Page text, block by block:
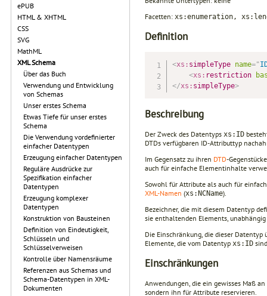
ePUB
HTML & XHTML
CSS
SVG
MathML
XML Schema
Über das Buch
Verwendung und Entwicklung
von Schemas
Unser erstes Schema
Etwas Tiefe für unser erstes
Schema
Die Verwendung vordefinierter
einfacher Datentypen
Erzeugung einfacher Datentypen
Reguläre Ausdrücke zur
Spezifikation einfacher
Datentypen
Erzeugung komplexer
Datentypen
Konstruktion von Bausteinen
Definition von Eindeutigkeit,
Schlüsseln und
Schlüsselverweisen
Kontrolle über Namensräume
Referenzen aus Schemas und
Schema-Datentypen in XML-
Dokumenten
Facetten: xs:enumeration,
Definition
<xs: simpleType name="
<xs: restriction
</xs: simpleType>
Beschreibung
Der Zweck des Datentyps xs:ID
DTDs verfügbaren ID-Attributtyp
Im Gegensatz zu ihren DTD-
auch für einfache Elementinhalte
Sowohl für Attribute als auch für
XML-Namen (xs:NCName).
Bezeichner, die mit diesem Datentyp
sie enthaltenden Elements,
Die Einschränkung, die dieser
Elemente, die vom Datentyp xs:ID
Einschränkungen
Anwendungen, die ein gewisses Maß
sondern ihn für Attribute reservieren.